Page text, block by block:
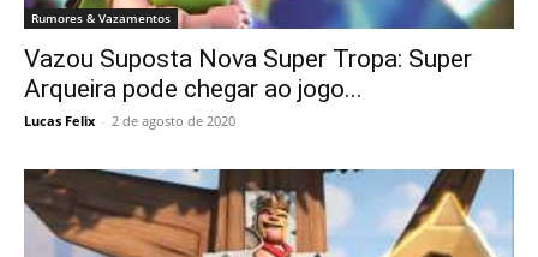
Rumores & Vazamentos
Vazou Suposta Nova Super Tropa: Super
Arqueira pode chegar ao jogo...
Lucas Felix - 2 de agosto de 2020